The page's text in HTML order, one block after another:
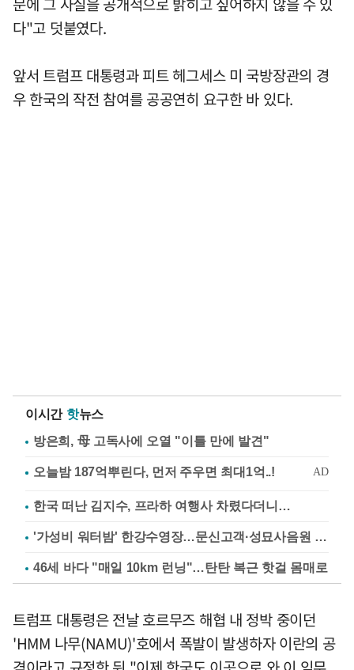
다"고 덧붙였다.
앞서 트럼프 대통령과 피트 헤그세스 미 국방장관의 경
우 한국의 작전 참여를 공공연히 요구한 바 있다.
이시간 핫뉴스
방은희, 母 고독사에 오열 "이틀 만에 발견"
한국 떠난 김지수, 프라하 여행사 차렸다더니…
'가성비 워터밤' 한강수영장…문신고객·성묘사음원 민원
46세 바다 "매일 10km 런닝"…탄탄 복근 핫걸 몸매로
트럼프 대통령은 전날 호르무즈 해협 내 정박 중이던
'HMM 나무(NAMU)'호에서 폭발이 발생하자 이란의 공